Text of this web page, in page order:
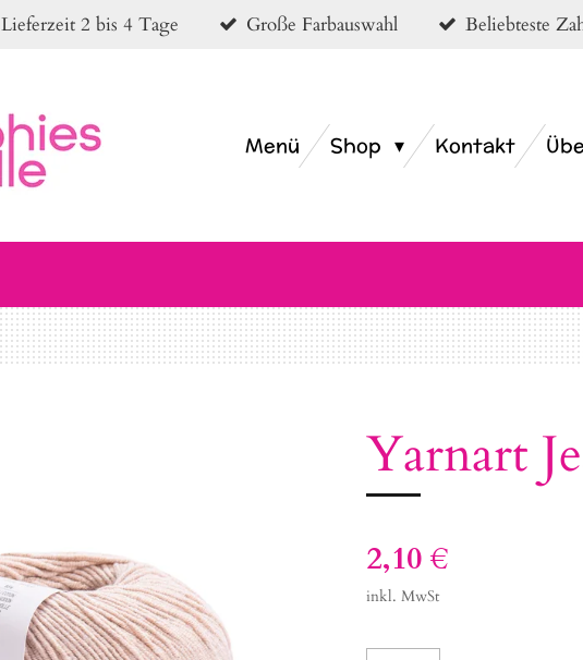
Lieferzeit 2 bis 4 Tage Große Farbauswahl Beliebteste
Menü Shop Kontakt
Yarnart
2,10 €
inkl. MwSt